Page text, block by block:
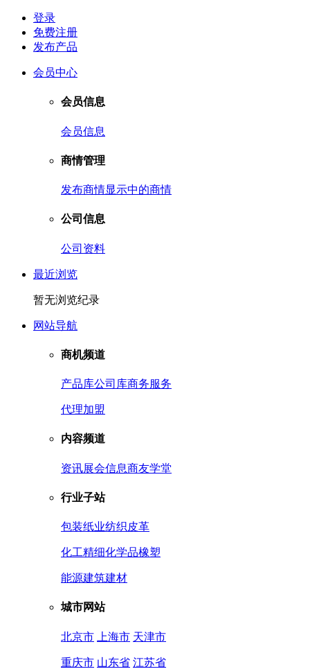
登录
免费注册
发布产品
会员中心
会员信息
会员信息
商情管理
发布商情显示中的商情
公司信息
公司资料
最近浏览
暂无浏览纪录
网站导航
商机频道
产品库公司库商务服务
代理加盟
内容频道
资讯展会信息商友学堂
行业子站
包装纸业纺织皮革
化工精细化学品橡塑
能源建筑建材
城市网站
北京市 上海市 天津市
重庆市 山东省 江苏省